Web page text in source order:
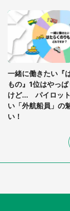
一緒に働きたい『
もの』1位はやっ
けど... パイロッ
い「外航船員」の
い！